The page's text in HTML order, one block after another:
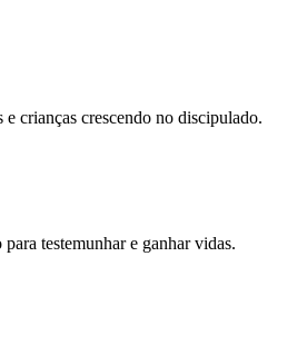
crianças crescendo no discipulado.
testemunhar e ganhar vidas.